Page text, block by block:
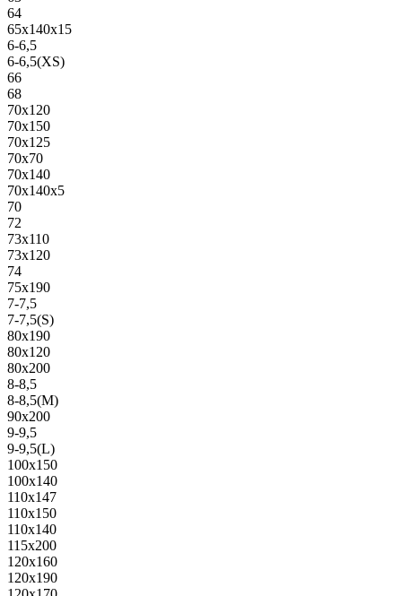
64
65х140х15
6-6,5
6-6,5(XS)
66
68
70х120
70х150
70х125
70х70
70х140
70х140х5
70
72
73х110
73х120
74
75х190
7-7,5
7-7,5(S)
80х190
80х120
80х200
8-8,5
8-8,5(M)
90х200
9-9,5
9-9,5(L)
100х150
100х140
110х147
110х150
110х140
115х200
120х160
120х190